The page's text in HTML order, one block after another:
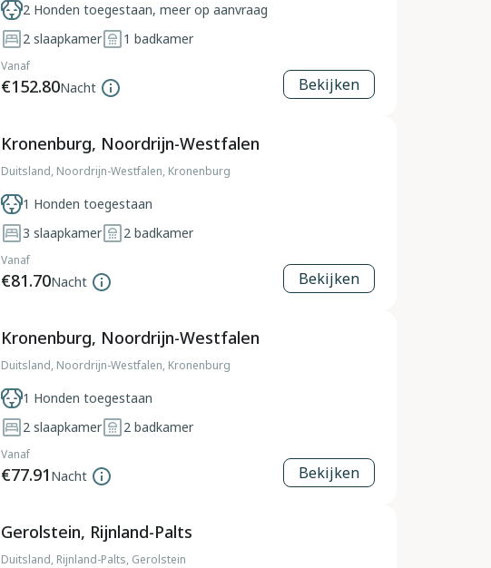
2 Honden toegestaan, meer op aanvraag
2 slaapkamer 1 badkamer
Vanaf
€152.80Nacht Bekijken
Kronenburg, Noordrijn-Westfalen
Duitsland, Noordrijn-Westfalen, Kronenburg
1 Honden toegestaan
3 slaapkamer 2 badkamer
Vanaf
€81.70Nacht Bekijken
Kronenburg, Noordrijn-Westfalen
Duitsland, Noordrijn-Westfalen, Kronenburg
1 Honden toegestaan
2 slaapkamer 2 badkamer
Vanaf
€77.91 Nacht Bekijken
Gerolstein, Rijnland-Palts
Duitsland, Rijnland-Palts, Gerolstein